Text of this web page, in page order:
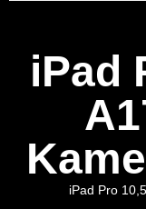
iPad
iPad Pro